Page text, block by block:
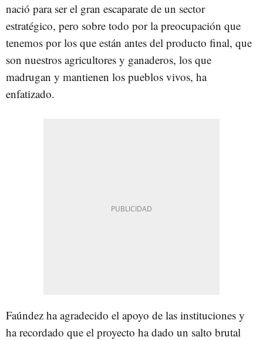
nació para ser el gran escaparate de un sector
estratégico, pero sobre todo por la preocupación que
tenemos por los que están antes del producto final, que
son nuestros agricultores y ganaderos, los que
madrugan y mantienen los pueblos vivos, ha
enfatizado.
Faúndez ha agradecido el apoyo de las instituciones y
ha recordado que el proyecto ha dado un salto brutal